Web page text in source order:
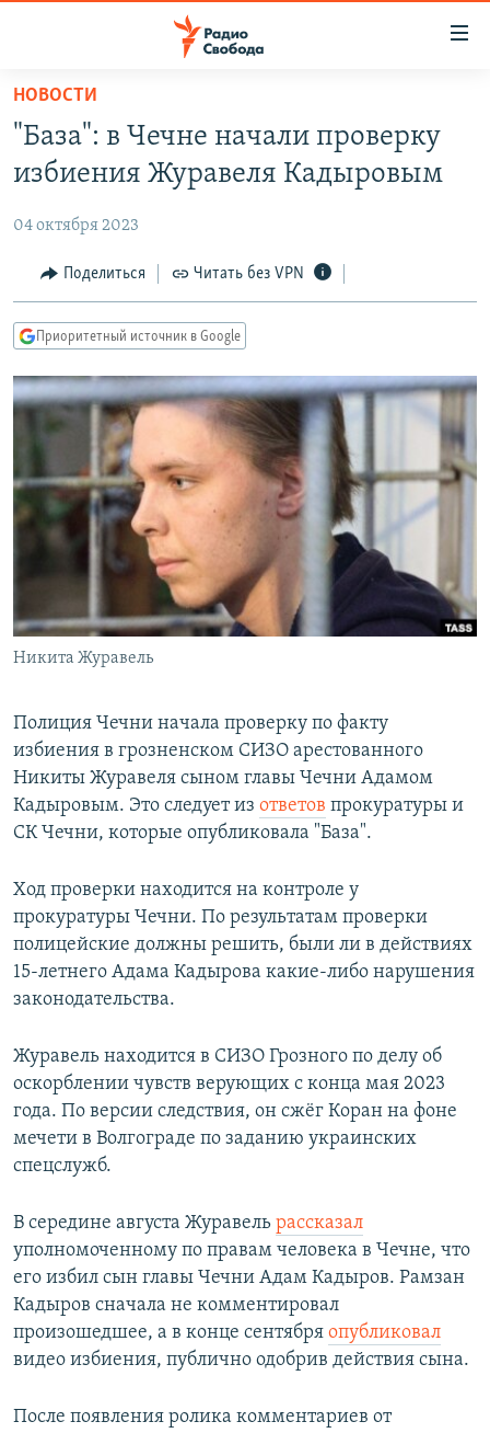
упрощенного
доступа
Вернуться
основному
Вернутся
главной
навигации
Вернутся
поиску
ПРОГРАММЫ
ПОДКАСТЫ
АВТОРСКИЕ ПРОЕКТЫ
ЦИТАТЫ СВОБОДЫ
МНЕНИЯ
IDEL.РЕАЛИИ
КАВКАЗ.РЕАЛИИ
СЕВЕР.РЕАЛИИ
СИБИРЬ.РЕАЛИИ
РАСПИСАНИЕ ВЕЩАНИЯ
ПОДПИШИТЕСЬ НА РАССЫЛКУ
Все сайты РСЕ/РС
НОВОСТИ
"База": в Чечне начали проверку
избиения Журавеля Кадыровым
04 октября 2023
Поделиться Читать без VPN
Приоритетный источник в Google
Никита Журавель
Полиция Чечни начала проверку по факту
избиения в грозненском СИЗО арестованного
Никиты Журавеля сыном главы Чечни Адамом
Кадыровым. Это следует из ответов прокуратуры и
СК Чечни, которые опубликовала "База".
Ход проверки находится на контроле у
прокуратуры Чечни. По результатам проверки
полицейские должны решить, были ли в действиях
15-летнего Адама Кадырова какие-либо нарушения
законодательства.
Журавель находится в СИЗО Грозного по делу об
оскорблении чувств верующих с конца мая 2023
года. По версии следствия, он сжёг Коран на фоне
мечети в Волгограде по заданию украинских
спецслужб.
В середине августа Журавель рассказал
уполномоченному по правам человека в Чечне, что
его избил сын главы Чечни Адам Кадыров. Рамзан
Кадыров сначала не комментировал
произошедшее, а в конце сентября опубликовал
видео избиения, публично одобрив действия сына.
После появления ролика комментариев от